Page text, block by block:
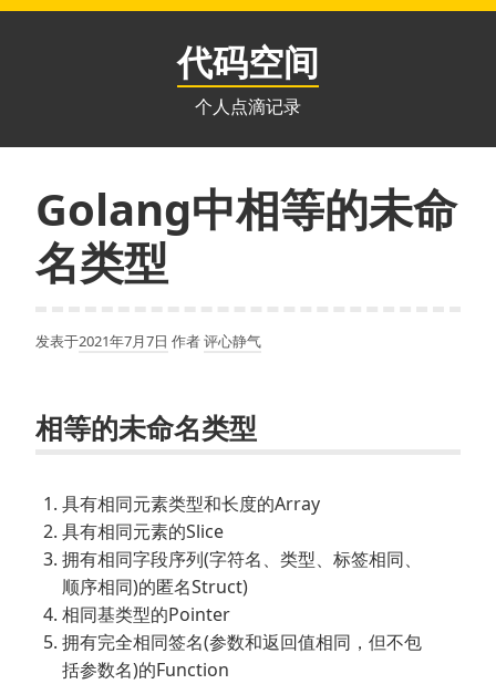
跳
代码空间
个人点滴记录
Golang中相等的未命
名类型
发表于2021年7月7日 作者评心静气
相等的未命名类型
具有相同元素类型和长度的Array
具有相同元素的Slice
拥有相同字段序列(字符名、类型、标签相同、
顺序相同)的匿名Struct)
相同基类型的Pointer
拥有完全相同签名(参数和返回值相同，但不包
括参数名)的Function